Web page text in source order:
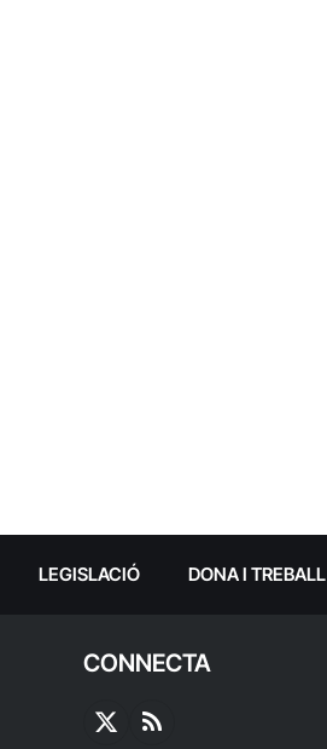
LEGISLACIÓ DONA I TREBALL
CONNECTA
X
RSS